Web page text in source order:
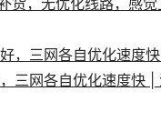
货，无优化线路，感
三网各自优化速度快